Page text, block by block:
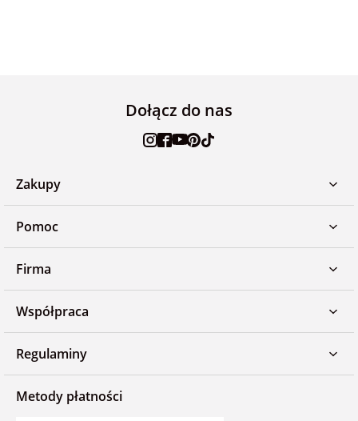
Dołącz do nas
Zakupy
Pomoc
Firma
Współpraca
Regulaminy
Metody płatności